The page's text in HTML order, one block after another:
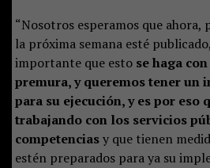
“Nosotros esperamos que ahora,
la próxima semana esté
importante que esto se haga
premura, y queremos tener un
para su ejecución, y es por eso
trabajando con los servicios
competenciasy que tienen
estén preparados para ya su